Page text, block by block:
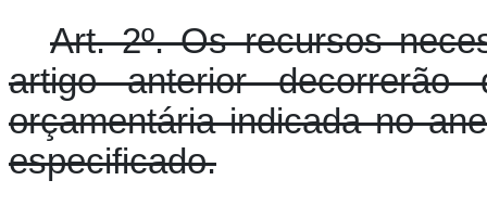
Art. 2º. Os recursos
artigo anterior
orçamentária indicada no
especificado.